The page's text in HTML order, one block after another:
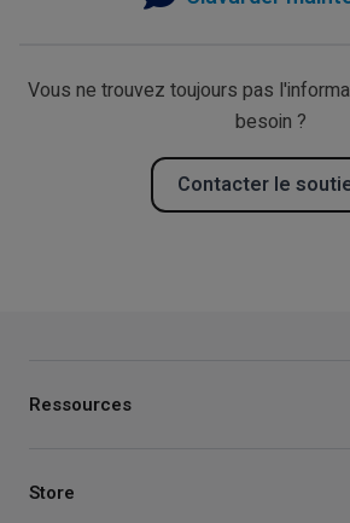
Vous ne trouvez toujours pas
besoin ?
Contacter le
Ressources
Store